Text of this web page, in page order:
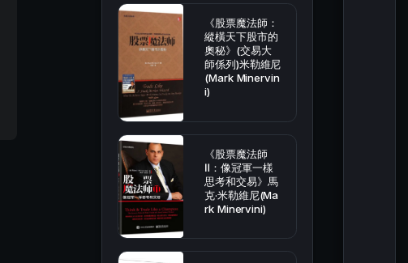
《股票魔法師：
縱橫天下股市的
奧秘》(交易大
師係列)米勒維尼
(Mark Minervin
i)
《股票魔法師
Ⅱ：像冠軍一樣
思考和交易》馬
克·米勒維尼(Ma
rk Minervini)